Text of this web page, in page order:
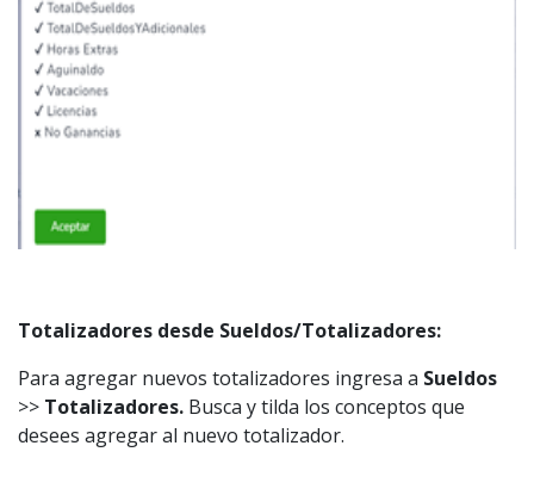
Totalizadores desde Sueldos/Totalizadores:
Para agregar nuevos totalizadores ingresa a Sueldos
>> Totalizadores. Busca y tilda los conceptos que
desees agregar al nuevo totalizador.